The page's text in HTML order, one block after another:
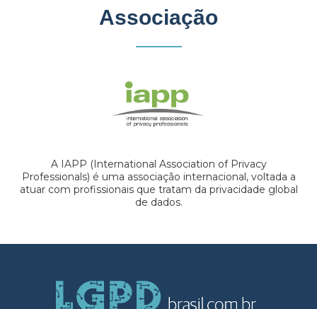
Associação
A IAPP (International Association of Privacy
Professionals) é uma associação internacional, voltada a
atuar com profissionais que tratam da privacidade global
de dados.